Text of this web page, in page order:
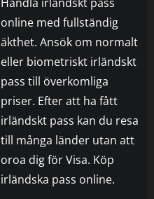
online med fullständig
äkthet. Ansök om normalt
eller biometriskt irländskt
pass till överkomliga
priser. Efter att ha fått
irländskt pass kan du resa
till många länder utan att
oroa dig för Visa. Köp
irländska pass online.